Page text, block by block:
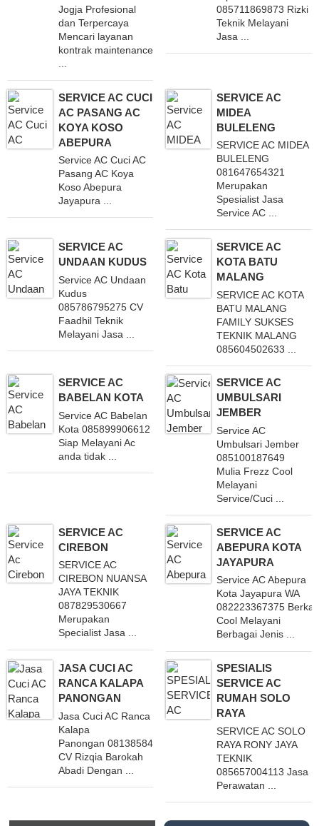
Jogja Profesional
dan Terpercaya
Mencari layanan
kontrak maintenance
085711869873 Rizki
Teknik Melayani
Jasa ...
SERVICE AC CUCI
AC PASANG AC
KOYA KOSO
ABEPURA
Service AC Cuci AC
Pasang AC Koya
Koso Abepura
Jayapura ...
SERVICE AC
MIDEA
BULELENG
SERVICE AC MIDEA
BULELENG
081647654321
Merupakan
Spesialist Jasa
Service AC ...
SERVICE AC
UNDAAN KUDUS
Service AC Undaan
Kudus
085786795275 CV
Faadhil Teknik
Melayani Jasa ...
SERVICE AC
KOTA BATU
MALANG
SERVICE AC KOTA
BATU MALANG
FAMILY SUKSES
TEKNIK MALANG
085604502633 ...
SERVICE AC
BABELAN KOTA
Service AC Babelan
Kota 085899906612
Siap Melayani Ac
anda tidak ...
SERVICE AC
UMBULSARI
JEMBER
Service AC
Umbulsari Jember
085100187649
Mulia Frezz Cool
Melayani
Service/Cuci ...
SERVICE AC
CIREBON
SERVICE AC
CIREBON NUANSA
JAYA TEKNIK
087829530667
Merupakan
Specialist Jasa ...
SERVICE AC
ABEPURA KOTA
JAYAPURA
Service AC Abepura
Kota Jayapura WA
082223367375
Cool Melayani
Berbagai Jenis ...
JASA CUCI AC
RANCA KALAPA
PANONGAN
Jasa Cuci AC Ranca
Kalapa
Panongan 081385846234
CV Rizqia Barokah
Abadi Dengan ...
SPESIALIS
SERVICE AC
RUMAH SOLO
RAYA
SERVICE AC SOLO
RAYA RONY JAYA
TEKNIK
085657004113 Jasa
Perawatan ...